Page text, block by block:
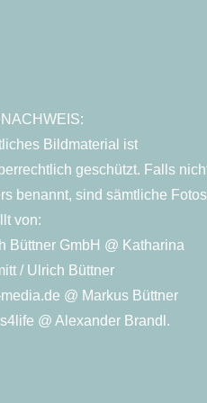
Bildmaterial ist
geschützt. Falls
benannt, sind sämtliche Fotos
von:
Büttner GmbH @ Katharina
/ Ulrich Büttner
@ Markus Büttner
@ Alexander Brandl.